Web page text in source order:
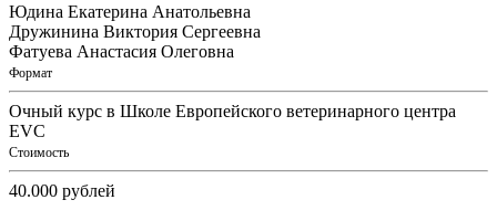
Юдина Екатерина Анатольевна
Дружинина Виктория Сергеевна
Фатуева Анастасия Олеговна
Формат
Очный курс в Школе Европейского ветеринарного центра
EVC
Стоимость
40.000 рублей